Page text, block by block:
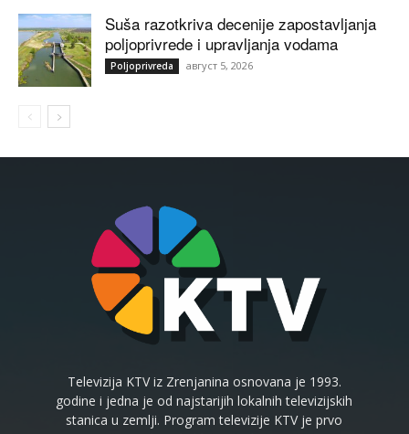
Suša razotkriva decenije zapostavljanja
poljoprivrede i upravljanja vodama
Poljoprivreda август 5, 2026
Televizija KTV iz Zrenjanina osnovana je 1993.
godine i jedna je od najstarijih lokalnih televizijskih
stanica u zemlji. Program televizije KTV je prvo